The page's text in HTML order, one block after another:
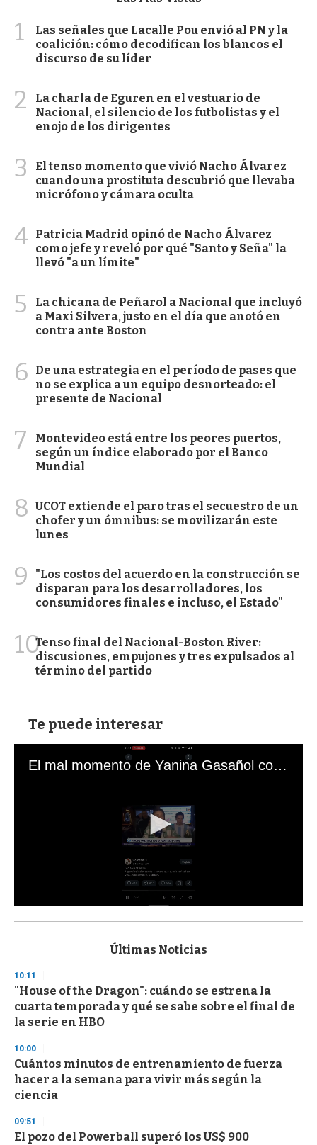
1
Las señales que Lacalle Pou envió al PN y la
coalición: cómo decodifican los blancos el
discurso de su líder
2
La charla de Eguren en el vestuario de
Nacional, el silencio de los futbolistas y el
enojo de los dirigentes
3
El tenso momento que vivió Nacho Álvarez
cuando una prostituta descubrió que llevaba
micrófono y cámara oculta
4 Patricia Madrid opinó de Nacho Álvarez
como jefe y reveló por qué "Santo y Seña" la
llevó "a un límite"
5
La chicana de Peñarol a Nacional que incluyó
a Maxi Silvera, justo en el día que anotó en
contra ante Boston
6
De una estrategia en el período de pases que
no se explica a un equipo desnorteado: el
presente de Nacional
7
Montevideo está entre los peores puertos,
según un índice elaborado por el Banco
Mundial
8 UCOT extiende el paro tras el secuestro de un
chofer y un ómnibus: se movilizarán este
lunes
9
"Los costos del acuerdo en la construcción se
disparan para los desarrolladores, los
consumidores finales e incluso, el Estado"
10Tenso final del Nacional-Boston River:
discusiones, empujones y tres expulsados al
término del partido
Te puede interesar
El mal momento de Yanina Gasañol con un hincha argentino en "Subrayado"
s
d
s
o
f
3
s
e
c
o
n
s
Últimas Noticias
10:11
"House of the Dragon": cuándo se estrena la
cuarta temporada y qué se sabe sobre el final de
la serie en HBO
10:00
Cuántos minutos de entrenamiento de fuerza
hacer a la semana para vivir más según la
ciencia
09:51
El pozo del Powerball superó los US$ 900